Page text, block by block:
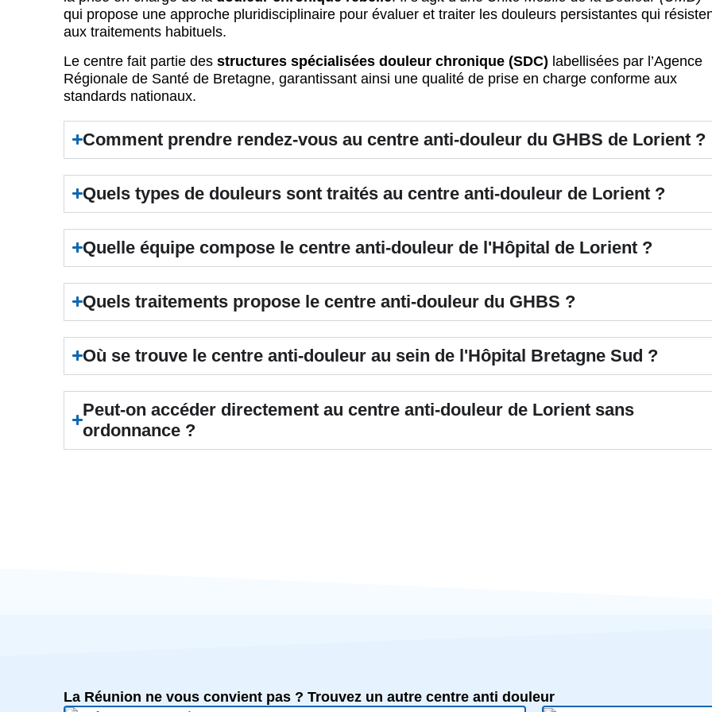
qui propose une approche pluridisciplinaire pour évaluer et traiter les douleurs persistantes qui
aux traitements habituels.
Le centre fait partie des structures spécialisées douleur chronique (SDC) labellisées par l’Agence
Régionale de Santé de Bretagne, garantissant ainsi une qualité de prise en charge conforme aux
standards nationaux.
Comment prendre rendez-vous au centre anti-douleur du GHBS de Lorient ?
Quels types de douleurs sont traités au centre anti-douleur de Lorient ?
Quelle équipe compose le centre anti-douleur de l'Hôpital de Lorient ?
Quels traitements propose le centre anti-douleur du GHBS ?
Où se trouve le centre anti-douleur au sein de l'Hôpital Bretagne Sud ?
Peut-on accéder directement au centre anti-douleur de Lorient sans
ordonnance ?
La Réunion ne vous convient pas ? Trouvez un autre centre anti douleur